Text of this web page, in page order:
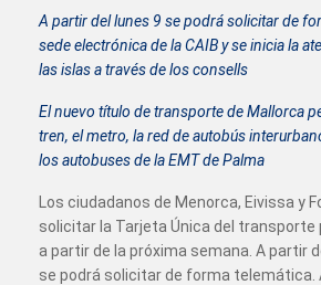
A partir del lunes 9 se podrá solicitar de
sede electrónica de la CAIB y se inicia la
las islas a través de los consells
El nuevo título de transporte de Mallorca
tren, el metro, la red de autobús
los autobuses de la EMT de Palma
Los ciudadanos de Menorca, Eivissa y
solicitar la Tarjeta Única del transporte
a partir de la próxima semana. A partir
se podrá solicitar de forma telemática.